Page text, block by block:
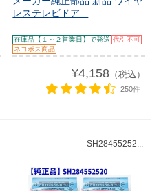
レステレビドア...
在庫品【１～２営業日】で発送 代引不可
ネコポス商品
¥4,158（税込）
250件
SH28455252...